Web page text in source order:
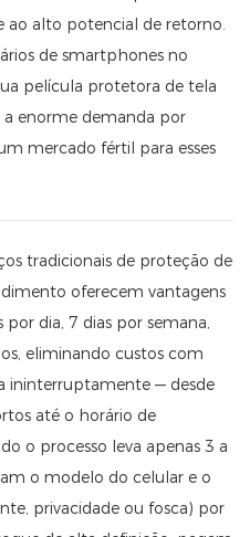
ao alto potencial de retorno.
de smartphones no
película protetora de tela
a enorme demanda por
mercado fértil para esses
tradicionais de proteção de
oferecem vantagens
dia, 7 dias por semana,
eliminando custos com
ininterruptamente — desde
até o horário de
o processo leva apenas 3 a
o modelo do celular e o
privacidade ou fosca) por